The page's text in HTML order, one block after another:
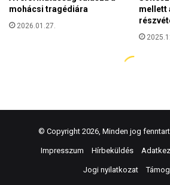
© Copyright 2026, Minden jog
Impresszum Hírbeküldés
Jogi nyilatkozat